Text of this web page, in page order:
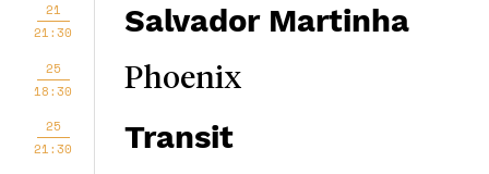
21
21:30
Salvador Martinha
25
18:30
Phoenix
25
21:30
Transit